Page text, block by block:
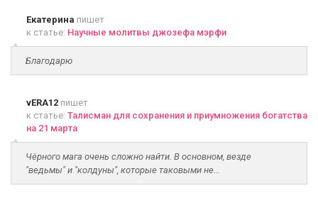
Екатерина пишет
к статье: Научные молитвы джозефа мэрфи
Благодарю
vERA12 пишет
к статье: Талисман для сохранения и приумножения богатства
на 21 марта
Чёрного мага очень сложно найти. В основном, везде
"ведьмы" и "колдуны", которые таковыми не...